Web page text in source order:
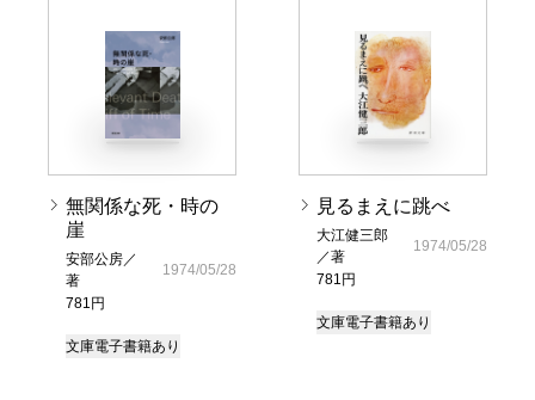
無関係な死・時の
崖
安部公房／
著
781円
1974/05/28
文庫電子書籍あり
見るまえに跳べ
大江健三郎
／著
781円
1974/05/28
文庫電子書籍あり